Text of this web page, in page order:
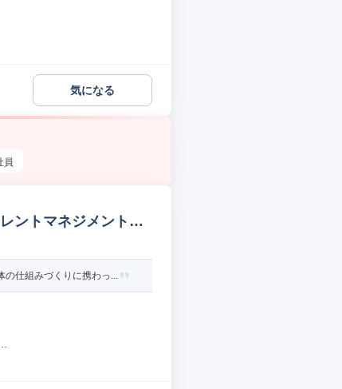
気になる
員
ントマネジメント等
の仕組みづくりに携わっ...